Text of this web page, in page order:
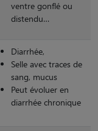
ventre gonflé ou
distendu…
Diarrhée,
Selle avec traces de
sang, mucus
Peut évoluer en
diarrhée chronique